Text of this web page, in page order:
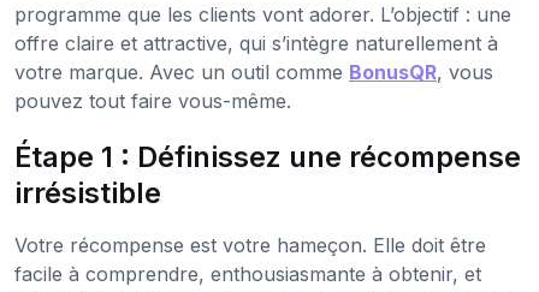
programme que les clients vont adorer. L’objectif : une
offre claire et attractive, qui s’intègre naturellement à
votre marque. Avec un outil comme BonusQR, vous
pouvez tout faire vous-même.
Étape 1 : Définissez une récompense
irrésistible
Votre récompense est votre hameçon. Elle doit être
facile à comprendre, enthousiasmante à obtenir, et